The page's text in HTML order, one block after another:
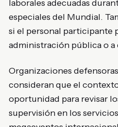
laborales adecuadas
especiales del Mundial.
si el personal participante
administración pública o a
Organizaciones
consideran que el
oportunidad para revisar
supervisión en los